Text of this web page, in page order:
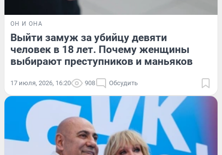
ОН И ОНА
Выйти замуж за убийцу девяти
человек в 18 лет. Почему женщины
выбирают преступников и маньяков
17 июля, 2026, 16:20 908 Обсудить